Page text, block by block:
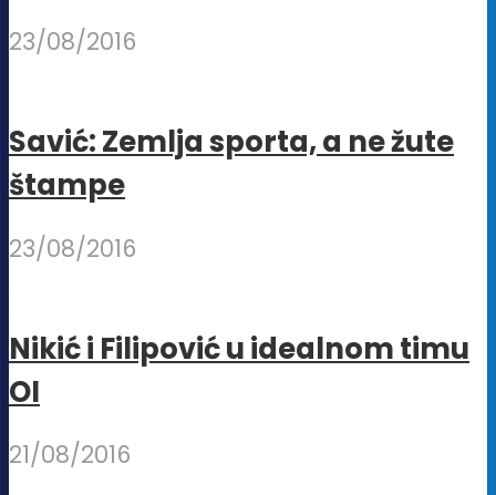
23/08/2016
Savić: Zemlja sporta, a ne žute
štampe
23/08/2016
Nikić i Filipović u idealnom timu
OI
21/08/2016